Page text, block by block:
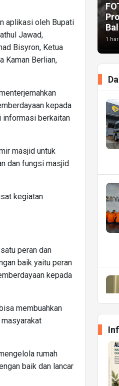
aplikasi oleh Bupati
Jawad,
Bisyron, Ketua
Kaman Berlian,
kepada
informasi berkaitan
masjid untuk
dan fungsi masjid
kegiatan
peran dan
baik yaitu peran
kepada
membuahkan
rumah
baik dan lancar
1